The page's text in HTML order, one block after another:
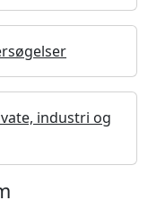
industri og